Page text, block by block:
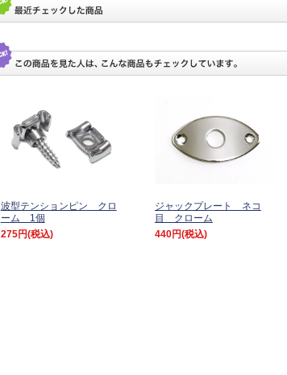
波型テンションピン クロ
ーム 1個
275円(税込)
ジャックプレート ネコ
目 クローム
440円(税込)